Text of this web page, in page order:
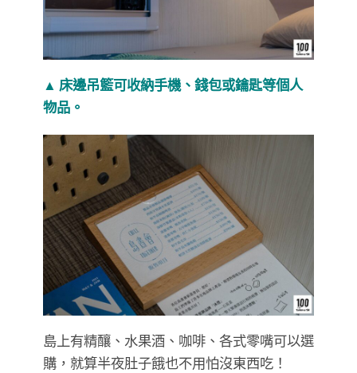
▲ 床邊吊籃可收納手機、錢包或鑰匙等個人
物品。
島上有精釀、水果酒、咖啡、各式零嘴可以選
購，就算半夜肚子餓也不用怕沒東西吃！